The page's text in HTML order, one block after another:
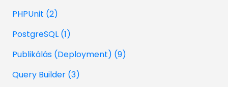
PHPUnit (2)
PostgreSQL (1)
Publikálás (Deployment) (9)
Query Builder (3)